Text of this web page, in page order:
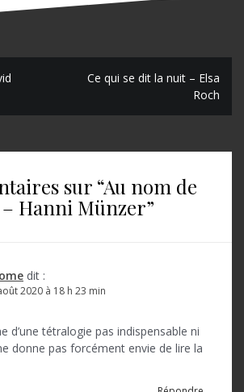
Ce qui se dit la nuit – Elsa
Roch
sur “Au nom de
Hanni Münzer”
dit :
2020 à 18 h 23 min
d’une tétralogie pas indispensable ni
donne pas forcément envie de lire la